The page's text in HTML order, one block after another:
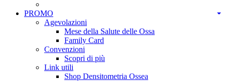
PROMO
Agevolazioni
Mese della Salute delle Ossa
Family Card
Convenzioni
Scopri di più
Link utili
Shop Densitometria Ossea